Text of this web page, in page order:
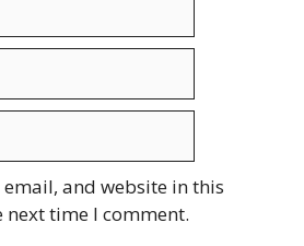
email, and website in this
next time I comment.